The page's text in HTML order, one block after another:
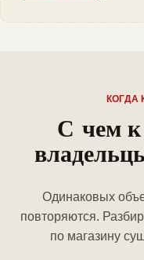
КОГДА
С чем
Одинаковых
повторяются.
по магазину